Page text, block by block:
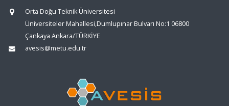
Orta Doğu Teknik Üniversitesi
Üniversiteler Mahallesi,Dumlupınar Bulvarı No:1 06800
Çankaya Ankara/TÜRKİYE
avesis@metu.edu.tr